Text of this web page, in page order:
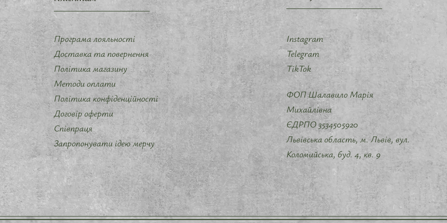
Програма лояльності
Доставка та повернення
Політика магазину
Методи оплати
Політика конфіденційності
Договір оферти
Співпраця
Запропонувати ідею мерчу
Instagram
Telegram
TikTok
ФОП Шалавило Марія
Михайлівна
ЄДРПО 3534505920
Львівська область, м. Львів, вул.
Коломийська, буд. 4, кв. 9 ​